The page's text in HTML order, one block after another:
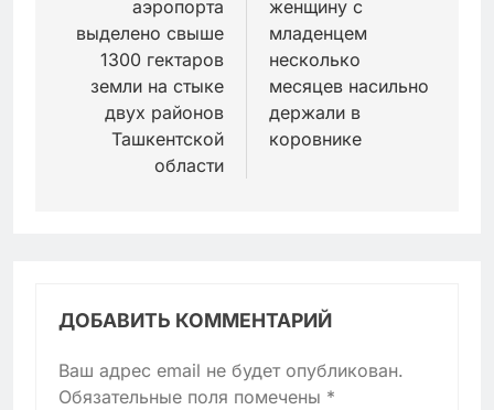
аэропорта
выделено свыше
1300 гектаров
земли на стыке
двух районов
Ташкентской
области
женщину с
младенцем
несколько
месяцев насильно
держали в
коровнике
ДОБАВИТЬ КОММЕНТАРИЙ
Ваш адрес email не будет опубликован.
Обязательные поля помечены *